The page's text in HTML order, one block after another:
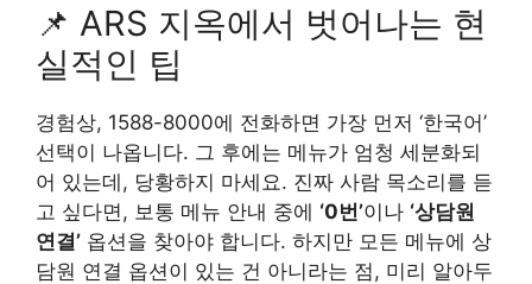
📌 ARS 지옥에서 벗어나는 현
실적인 팁
경험상, 1588-8000에 전화하면 가장 먼저 ‘한국어’
선택이 나옵니다. 그 후에는 메뉴가 엄청 세분화되
어 있는데, 당황하지 마세요. 진짜 사람 목소리를 듣
고 싶다면, 보통 메뉴 안내 중에 ‘0번’이나 ‘상담원
연결’ 옵션을 찾아야 합니다. 하지만 모든 메뉴에 상
담원 연결 옵션이 있는 건 아니라는 점, 미리 알아두